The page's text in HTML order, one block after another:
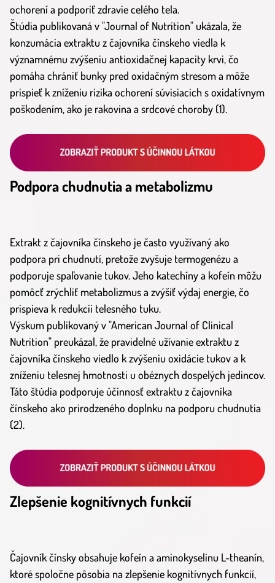
ochorení a podporiť zdravie celého tela.
Štúdia publikovaná v "Journal of Nutrition" ukázala, že
konzumácia extraktu z čajovníka čínskeho viedla k
významnému zvýšeniu antioxidačnej kapacity krvi, čo
pomáha chrániť bunky pred oxidačným stresom a môže
prispieť k zníženiu rizika ochorení súvisiacich s oxidatívnym
poškodením, ako je rakovina a srdcové choroby (1).
Podpora chudnutia a metabolizmu
Extrakt z čajovníka čínskeho je často využívaný ako
podpora pri chudnutí, pretože zvyšuje termogenézu a
podporuje spaľovanie tukov. Jeho katechíny a kofeín môžu
pomôcť zrýchliť metabolizmus a zvýšiť výdaj energie, čo
prispieva k redukcii telesného tuku.
Výskum publikovaný v "American Journal of Clinical
Nutrition" preukázal, že pravidelné užívanie extraktu z
čajovníka čínskeho viedlo k zvýšeniu oxidácie tukov a k
zníženiu telesnej hmotnosti u obéznych dospelých jedincov.
Táto štúdia podporuje účinnosť extraktu z čajovníka
čínskeho ako prirodzeného doplnku na podporu chudnutia
(2).
Zlepšenie kognitívnych funkcií
Čajovník čínsky obsahuje kofeín a aminokyselinu L-theanín,
ktoré spoločne pôsobia na zlepšenie kognitívnych funkcií,